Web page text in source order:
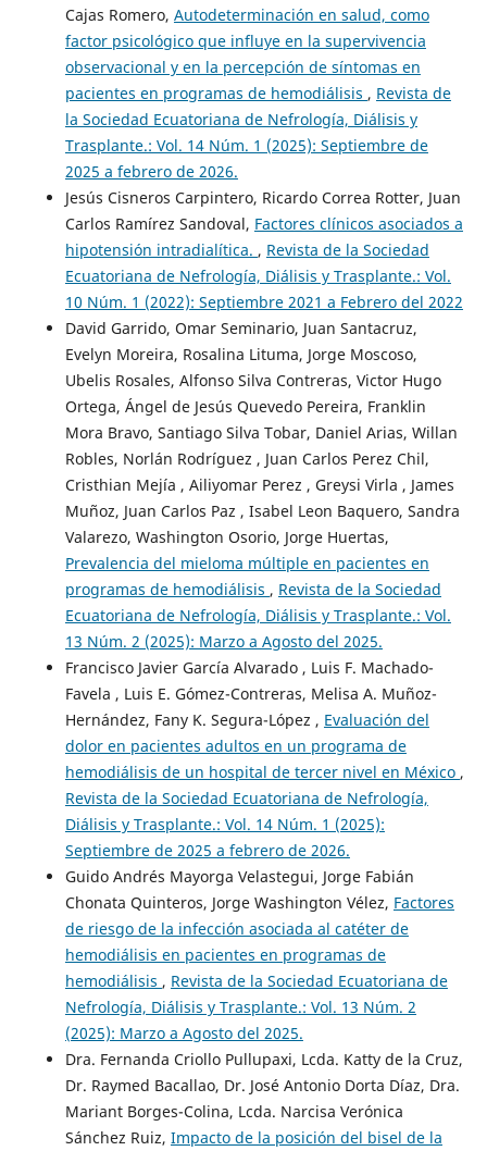
Cajas Romero, Autodeterminación en salud, como
factor psicológico que influye en la supervivencia
observacional y en la percepción de síntomas en
pacientes en programas de hemodiálisis , Revista de
la Sociedad Ecuatoriana de Nefrología, Diálisis y
Trasplante.: Vol. 14 Núm. 1 (2025): Septiembre de
2025 a febrero de 2026.
Jesús Cisneros Carpintero, Ricardo Correa Rotter, Juan
Carlos Ramírez Sandoval, Factores clínicos asociados a
hipotensión intradialítica. , Revista de la Sociedad
Ecuatoriana de Nefrología, Diálisis y Trasplante.: Vol.
10 Núm. 1 (2022): Septiembre 2021 a Febrero del 2022
David Garrido, Omar Seminario, Juan Santacruz,
Evelyn Moreira, Rosalina Lituma, Jorge Moscoso,
Ubelis Rosales, Alfonso Silva Contreras, Victor Hugo
Ortega, Ángel de Jesús Quevedo Pereira, Franklin
Mora Bravo, Santiago Silva Tobar, Daniel Arias, Willan
Robles, Norlán Rodríguez , Juan Carlos Perez Chil,
Cristhian Mejía , Ailiyomar Perez , Greysi Virla , James
Muñoz, Juan Carlos Paz , Isabel Leon Baquero, Sandra
Valarezo, Washington Osorio, Jorge Huertas,
Prevalencia del mieloma múltiple en pacientes en
programas de hemodiálisis , Revista de la Sociedad
Ecuatoriana de Nefrología, Diálisis y Trasplante.: Vol.
13 Núm. 2 (2025): Marzo a Agosto del 2025.
Francisco Javier García Alvarado , Luis F. Machado-
Favela , Luis E. Gómez-Contreras, Melisa A. Muñoz-
Hernández, Fany K. Segura-López , Evaluación del
dolor en pacientes adultos en un programa de
hemodiálisis de un hospital de tercer nivel en México ,
Revista de la Sociedad Ecuatoriana de Nefrología,
Diálisis y Trasplante.: Vol. 14 Núm. 1 (2025):
Septiembre de 2025 a febrero de 2026.
Guido Andrés Mayorga Velastegui, Jorge Fabián
Chonata Quinteros, Jorge Washington Vélez, Factores
de riesgo de la infección asociada al catéter de
hemodiálisis en pacientes en programas de
hemodiálisis , Revista de la Sociedad Ecuatoriana de
Nefrología, Diálisis y Trasplante.: Vol. 13 Núm. 2
(2025): Marzo a Agosto del 2025.
Dra. Fernanda Criollo Pullupaxi, Lcda. Katty de la Cruz,
Dr. Raymed Bacallao, Dr. José Antonio Dorta Díaz, Dra.
Mariant Borges-Colina, Lcda. Narcisa Verónica
Sánchez Ruiz, Impacto de la posición del bisel de la